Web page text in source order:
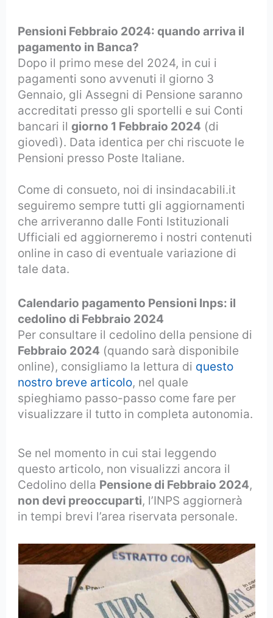
Pensioni Febbraio 2024: quando arriva il
pagamento in Banca?
Dopo il primo mese del 2024, in cui i
pagamenti sono avvenuti il giorno 3
Gennaio, gli Assegni di Pensione saranno
accreditati presso gli sportelli e sui Conti
bancari ilgiorno 1 Febbraio 2024 (di
giovedì). Data identica per chi riscuote le
Pensioni presso Poste Italiane.
Come di consueto, noi di insindacabili.it
seguiremo sempre tutti gli aggiornamenti
che arriveranno dalle Fonti Istituzionali
Ufficiali ed aggiorneremo i nostri contenuti
online in caso di eventuale variazione di
tale data.
Calendario pagamento Pensioni Inps: il
cedolino di Febbraio 2024
Per consultare il cedolino della pensione di
Febbraio 2024 (quando sarà disponibile
online), consigliamo la lettura di questo
nostro breve articolo, nel quale
spieghiamo passo-passo come fare per
visualizzare il tutto in completa autonomia.
Se nel momento in cui stai leggendo
questo articolo, non visualizzi ancora il
Cedolino della Pensione di Febbraio 2024,
non devi preoccuparti, l’INPS aggiornerà
in tempi brevi l’area riservata personale.